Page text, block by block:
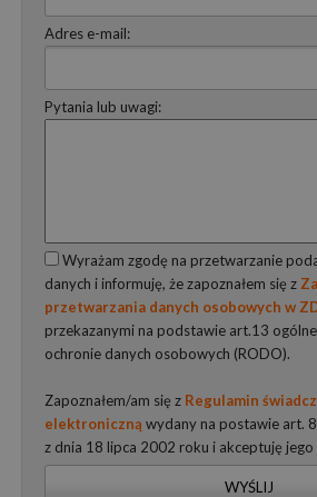
Adres e-mail:
Pytania lub uwagi:
Wyrażam zgodę na przetwarzanie
danych i informuję, że zapoznałem się z
przetwarzania danych osobowych w
przekazanymi na podstawie art.13
ochronie danych osobowych (RODO).
Zapoznałem/am się z Regulamin
elektroniczną wydany na postawie art.
z dnia 18 lipca 2002 roku i akceptuję jego
WYŚLIJ